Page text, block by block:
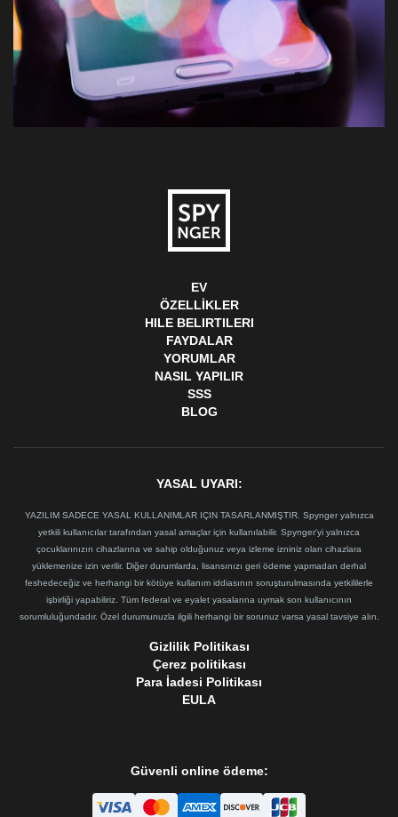
EV
ÖZELLIKLER
HILE BELIRTILERI
FAYDALAR
YORUMLAR
NASIL YAPILIR
SSS
BLOG
YASAL UYARI:
YAZILIM SADECE YASAL KULLANIMLAR IÇIN TASARLANMIŞTIR. Spynger yalnızca
yetkili kullanıcılar tarafından yasal amaçlar için kullanılabilir. Spynger'yi yalnızca
çocuklarınızın cihazlarına ve sahip olduğunuz veya izleme izniniz olan cihazlara
yüklemenize izin verilir. Diğer durumlarda, lisansınızı geri ödeme yapmadan derhal
feshedeceğiz ve herhangi bir kötüye kullanım iddiasının soruşturulmasında yetkililerle
işbirliği yapabiliriz. Tüm federal ve eyalet yasalarına uymak son kullanıcının
sorumluluğundadır. Özel durumunuzla ilgili herhangi bir sorunuz varsa yasal tavsiye alın.
Gizlilik Politikası
Çerez politikası
Para İadesi Politikası
EULA
Güvenli online ödeme: